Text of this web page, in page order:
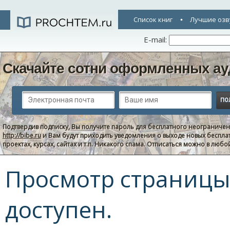
Список книг Лучшие
E-mail:
Скачайте сотни оформленных
Подтвердив подписку, Вы получите пароль для бесплатного
http://bibe.ruи Вам будут приходить уведомления о выходе новых
проектах, курсах, сайтах и т.п. Никакого спама. Отписаться можно в
Просмотр
доступен.